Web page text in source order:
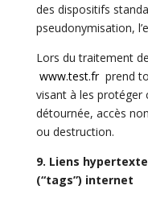
des dispositifs
pseudonymisation,
Lors du traitement
www.test.frprend
visant à les
détournée, accès
ou destruction.
9. Liens
(“tags”) internet